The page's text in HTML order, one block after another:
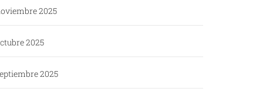
2025
2025
2025